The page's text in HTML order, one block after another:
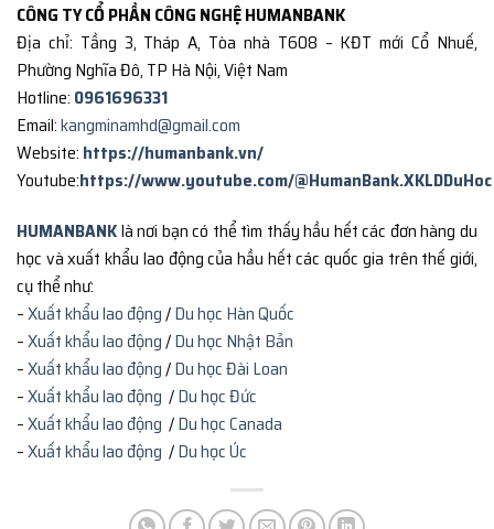
CÔNG TY CỔ PHẦN CÔNG NGHỆ HUMANBANK
Địa chỉ: Tầng 3, Tháp A, Tòa nhà T608 – KĐT mới Cổ Nhuế,
Phường Nghĩa Đô, TP Hà Nội, Việt Nam
Hotline: 0961696331
Email:kangminamhd@gmail.com
Website: https://humanbank.vn/
Youtube:https://www.youtube.com/@HumanBank.XKLDDuHoc
HUMANBANKlà nơi bạn có thể tìm thấy hầu hết các đơn hàng du
học và xuất khẩu lao động của hầu hết các quốc gia trên thế giới,
cụ thể như:
–Xuất khẩu lao động/Du học Hàn Quốc
–Xuất khẩu lao động/Du học Nhật Bản
–Xuất khẩu lao động/Du học Đài Loan
–Xuất khẩu lao động /Du học Đức
–Xuất khẩu lao động /Du học Canada
–Xuất khẩu lao động /Du học Úc